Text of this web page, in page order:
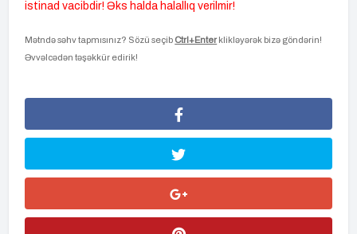
istinad vacibdir! Əks halda halallıq verilmir!
Mətndə səhv tapmısınız? Sözü seçib Ctrl+Enter klikləyərək bizə göndərin!
Əvvəlcədən təşəkkür edirik!